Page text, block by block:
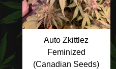
Auto Zkittlez
Feminized
(Canadian Seeds)